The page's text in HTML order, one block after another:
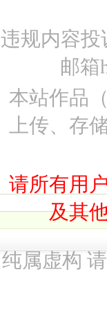
违规内容投
邮箱
本站作品
上传、存
请所有用
及其
纯属虚构